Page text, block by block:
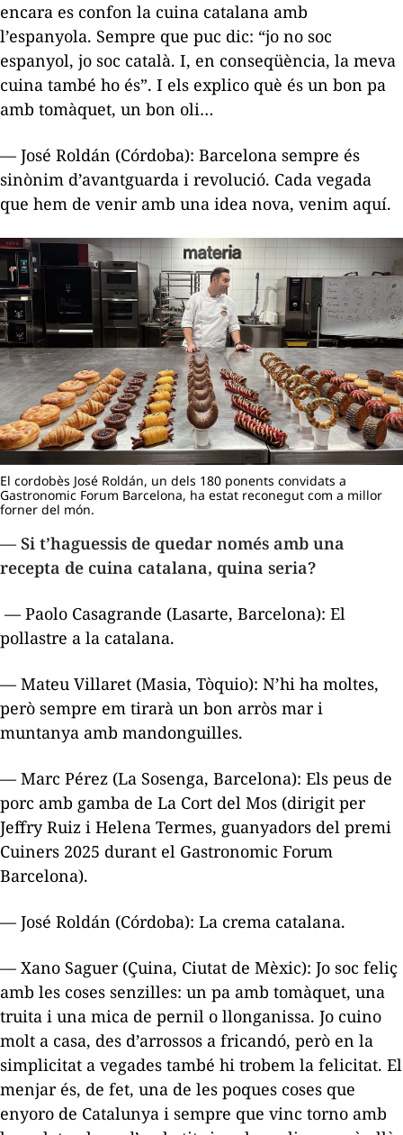
encara es confon la cuina catalana amb
l’espanyola. Sempre que puc dic: “jo no soc
espanyol, jo soc català. I, en conseqüència, la meva
cuina també ho és”. I els explico què és un bon pa
amb tomàquet, un bon oli…
— José Roldán (Córdoba): Barcelona sempre és
sinònim d’avantguarda i revolució. Cada vegada
que hem de venir amb una idea nova, venim aquí.
El cordobès José Roldán, un dels 180 ponents convidats a
Gastronomic Forum Barcelona, ha estat reconegut com a millor
forner del món.
— Si t’haguessis de quedar només amb una
recepta de cuina catalana, quina seria?
— Paolo Casagrande (Lasarte, Barcelona): El
pollastre a la catalana.
— Mateu Villaret (Masia, Tòquio): N’hi ha moltes,
però sempre em tirarà un bon arròs mar i
muntanya amb mandonguilles.
— Marc Pérez (La Sosenga, Barcelona): Els peus de
porc amb gamba de La Cort del Mos (dirigit per
Jeffry Ruiz i Helena Termes, guanyadors del premi
Cuiners 2025 durant el Gastronomic Forum
Barcelona).
— José Roldán (Córdoba): La crema catalana.
— Xano Saguer (Çuina, Ciutat de Mèxic): Jo soc feliç
amb les coses senzilles: un pa amb tomàquet, una
truita i una mica de pernil o llonganissa. Jo cuino
molt a casa, des d’arrossos a fricandó, però en la
simplicitat a vegades també hi trobem la felicitat. El
menjar és, de fet, una de les poques coses que
enyoro de Catalunya i sempre que vinc torno amb